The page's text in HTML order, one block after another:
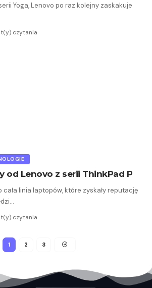
Yoga, Lenovo po raz kolejny zaskakuje
czytania
od Lenovo z serii ThinkPad P
cała linia laptopów, które zyskały reputację
czytania
1 2 3